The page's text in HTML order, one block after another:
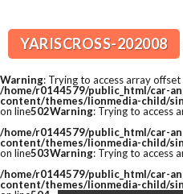
YARISCROSS-202008
Warning: Trying to access array offset
/home/r0144579/public_html/car-
content/themes/lionmedia-child/
on line502Warning: Trying to access
/home/r0144579/public_html/car-
content/themes/lionmedia-child/
on line503Warning: Trying to access
/home/r0144579/public_html/car-
content/themes/lionmedia-child/